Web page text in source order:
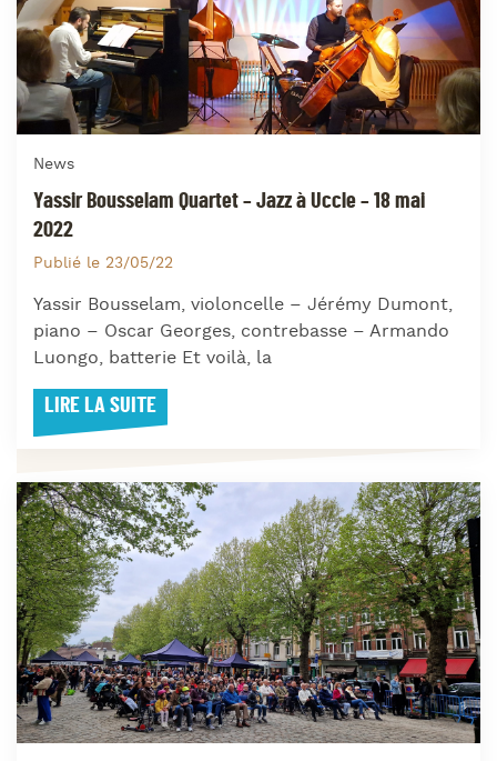
News
Yassir Bousselam Quartet – Jazz à Uccle – 18 mai
2022
Publié le 23/05/22
Yassir Bousselam, violoncelle – Jérémy Dumont,
piano – Oscar Georges, contrebasse – Armando
Luongo, batterie Et voilà, la
LIRE LA SUITE